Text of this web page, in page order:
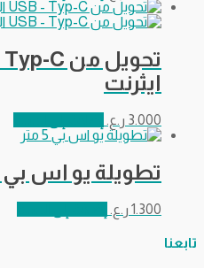
ايثرنت
3.000 ر.ع.
تطويلة يو اس بي 5 متر
1.300 ر.ع.
تابعنا